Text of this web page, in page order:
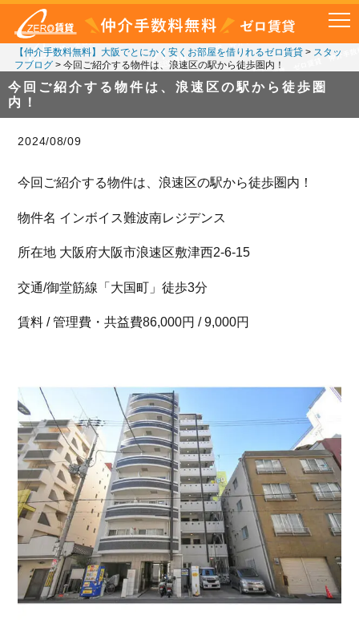
【仲介手数料無料】大阪でとにかく安くお部屋を借りれるゼロ賃貸> スタッ
フブログ> 今回ご紹介する物件は、浪速区の駅から徒歩圏内！
今回ご紹介する物件は、浪速区の駅から徒歩圏
内！
2024/08/09
今回ご紹介する物件は、浪速区の駅から徒歩圏内！
物件名 インボイス難波南レジデンス
所在地 大阪府大阪市浪速区敷津西2-6-15
交通/御堂筋線「大国町」徒歩3分
賃料 / 管理費・共益費86,000円 / 9,000円